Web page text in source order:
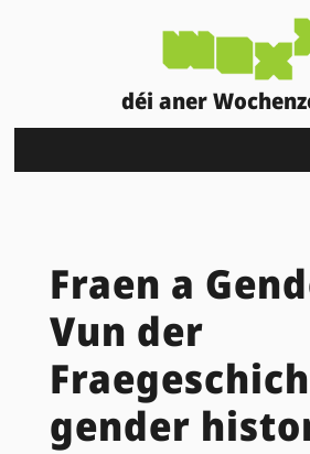
déi aner
Fraen a
Vun der
gender